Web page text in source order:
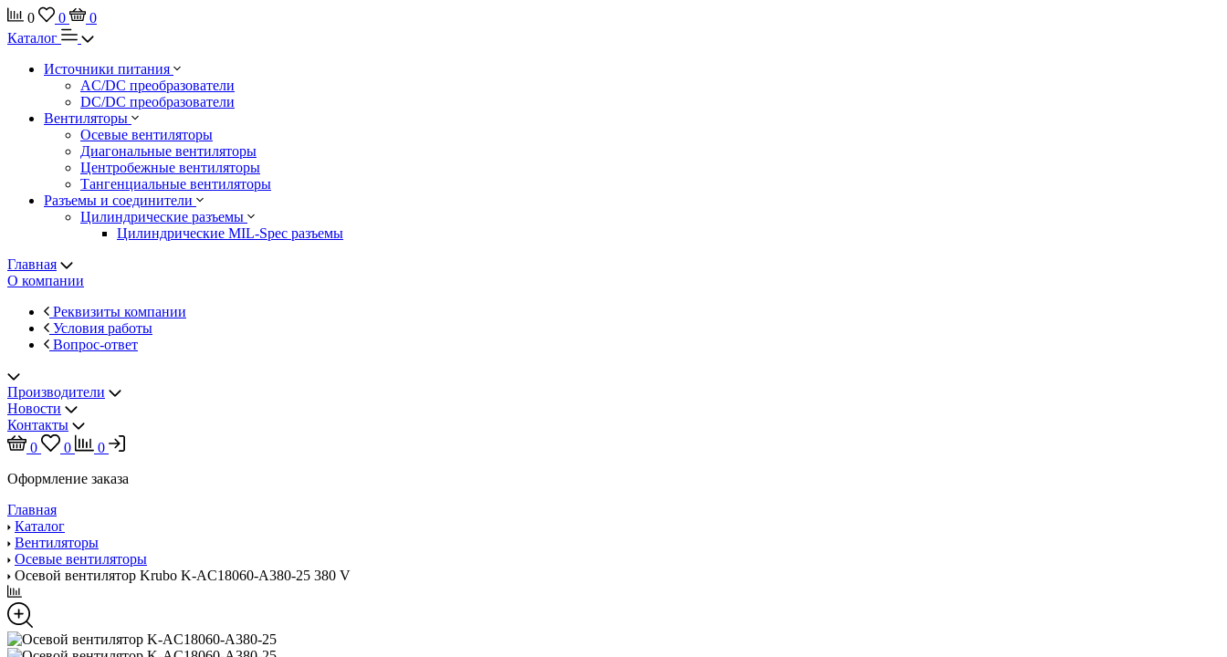
0 0
0
Каталог
Источники питания
AC/DC преобразователи
DC/DC преобразователи
Вентиляторы
Осевые вентиляторы
Диагональные вентиляторы
Центробежные вентиляторы
Тангенциальные вентиляторы
Разъемы и соединители
Цилиндрические разъемы
Цилиндрические MIL-Spec разъемы
Главная
О компании
Реквизиты компании
Условия работы
Вопрос-ответ
Производители
Новости
Контакты
0
0
0
Оформление заказа
Главная
Каталог
Вентиляторы
Осевые вентиляторы
Осевой вентилятор Krubo K-AC18060-A380-25 380 V